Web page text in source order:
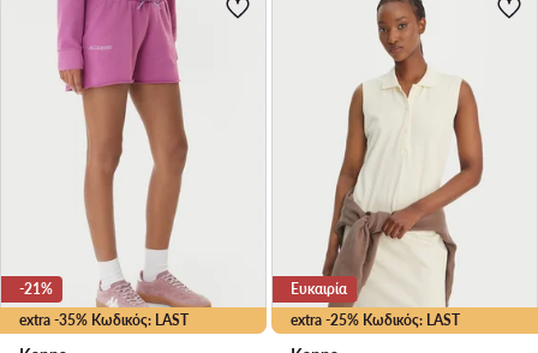
extra -35% Κωδικός: LAST
-21%
extra -25% Κωδικός: LAST
Ευκαιρία